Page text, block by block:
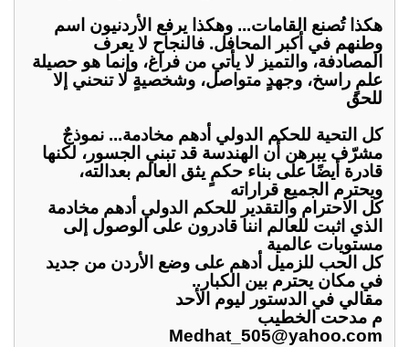
هكذا تُصنع القامات... وهكذا يرفع الأردنيون اسم
وطنهم في أكبر المحافل. فالنجاح لا يعرف
المصادفة، والتميز لا يأتي من فراغ، وإنما هو حصيلة
علمٍ راسخ، وجهدٍ متواصل، وشخصيةٍ لا تنحني إلا
للحق
كل التحية للحكم الدولي أدهم مخادمة... نموذجٌ
مشرّف يبرهن أن الهندسة قد تبني الجسور، لكنها
قادرة أيضًا على بناء حكمٍ يثق العالم بعدالته،
ويحترم الجميع قراراته
كل الاحترام والتقدير للحكم الدولي أدهم مخادمة
الذي اثبت للعالم اننا قادرون على الوصول إلى
مستويات عالمية
كل الحب للزميل أدهم على وضع الأردن من جديد
في مكان يحترم بين الكبار..
مقالي في الدستور ليوم الأحد
م مدحت الخطيب
Medhat_505@yahoo.com